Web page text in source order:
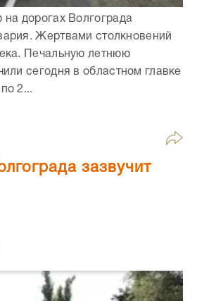
на дорогах Волгограда
Жертвами столкновений
Печальную летнюю
сегодня в областном главке
2...
зазвучит